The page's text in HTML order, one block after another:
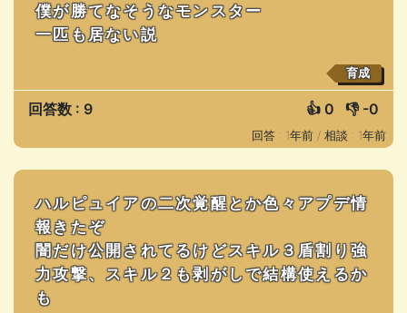
僕が勝てなそうなモンスター
一匹も居ない説
育成
回答数 : 9 👍 0 👎 -0
回答 : 1年前 / 相談 : 1年前
ハルピュイアの二次覚醒とか色々アプデ情
報きたぞ
闇だけ公開されてるけどスキル３盾割り強
力攻撃、スキル２も剥がしで結構使えるか
も